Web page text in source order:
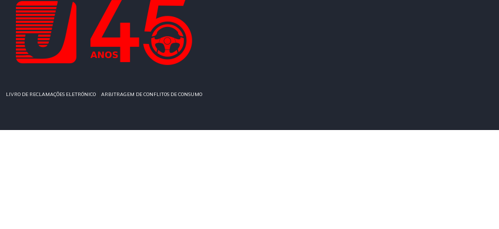
LIVRO DE RECLAMAÇÕES ELETRÓNICO ARBITRAGEM DE CONFLITOS DE CONSUMO